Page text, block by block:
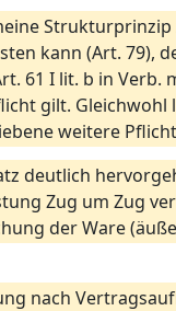
kann (Art. 79),
61 I lit. b in
gilt. Gleichwohl
weitere
deutlich
Zug um Zug
der Ware
nach